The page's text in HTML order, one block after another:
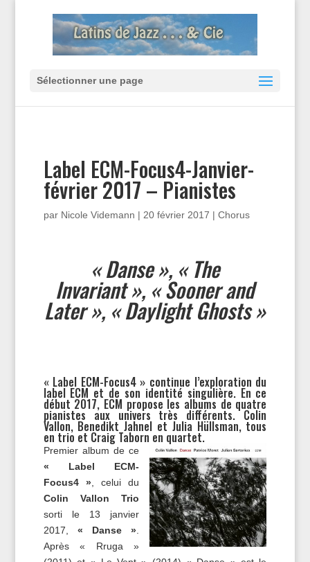
Sélectionner une page
Label ECM-Focus4-Janvier-
février 2017 – Pianistes
par Nicole Videmann | 20 février 2017 | Chorus
« Danse », « The
Invariant », « Sooner and
Later », « Daylight Ghosts »
« Label ECM-Focus4 » continue l’exploration du
label ECM et de son identité singulière. En ce
début 2017, ECM propose les albums de quatre
pianistes aux univers très différents. Colin
Vallon, Benedikt Jahnel et Julia Hüllsman, tous
en trio et Craig Taborn en quartet.
Premier album de ce
« Label ECM-
Focus4 », celui du
Colin Vallon Trio
sorti le 13 janvier
2017, « Danse »
Après « Rruga »